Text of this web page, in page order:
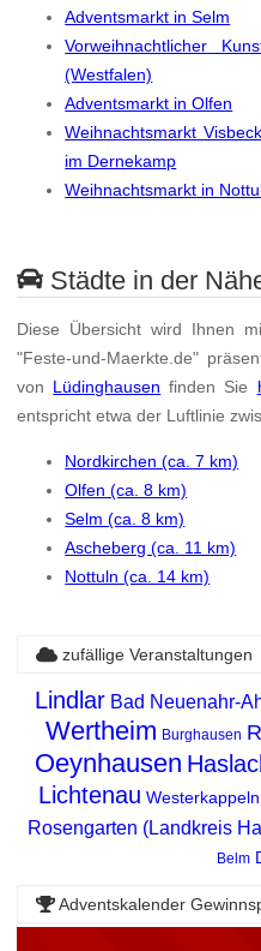
Adventsmarkt in Selm
Vorweihnachtlicher
(Westfalen)
Adventsmarkt in Olfen
Weihnachtsmarkt
im Dernekamp
Weihnachtsmarkt in
Städte in der
Diese Übersicht wird Ihnen
"Feste-und-Maerkte.de"
von Lüdinghausen finden Sie
entspricht etwa der Luftlinie
Nordkirchen (ca. 7 km)
Olfen (ca. 8 km)
Selm (ca. 8 km)
Ascheberg (ca. 11 km)
Nottuln (ca. 14 km)
zufällige Veranstaltungen
Lindlar Bad Neuenahr-
Wertheim Burghausen
Oeynhausen
Lichtenau Westerkappeln
Rosengarten (Landkreis
Belm
Adventskalender